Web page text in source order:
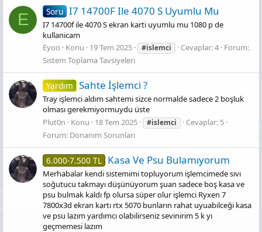
E Soru I7 14700F Ile 4070 S Uyumlu Mu
I7 14700f ile 4070 S ekran karti uyumlu mu 1080 p de
kullanicam
Eyoo
Konu 19 Tem 2025 #islemci Cevaplar: 4 Forum:
Sistem Toplama Tavsiyeleri
Yardım Sahte İşlemci̇ ?
Tray işlemci aldım sahtemi sizce normalde sadece 2 boşluk
olması gerekmiyormuydu üste
Plut0n
Konu 18 Tem 2025 #islemci
Cevaplar: 5
Forum: Donanım Sorunları
6.000-7.500 TL Kasa Ve Psu Bulamıyorum
Merhabalar kendi sistemimi topluyorum işlemcimede sıvı
soğutucu takmayı düşünüyorum şuan sadece boş kasa ve
psu bulmak kaldı fp olursa süper olur işlemci Ryxen 7
7800x3d ekran kartı rtx 5070 bunların rahat uyuabilceği kasa
ve psu lazım yardımcı olabilirseniz sevinirim 5 k yı
geçmemesi lazım